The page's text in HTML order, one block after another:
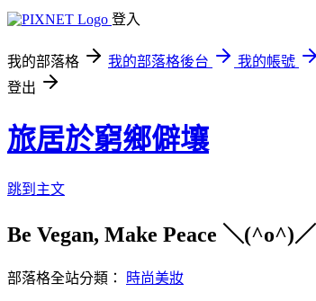
登入
我的部落格 我的部落格後台
我的帳號
登出
旅居於窮鄉僻壤
跳到主文
Be Vegan, Make Peace ＼(^o^)／
部落格全站分類： 時尚美妝